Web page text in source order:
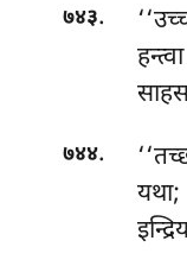
७४३.
७४४.
यथा;